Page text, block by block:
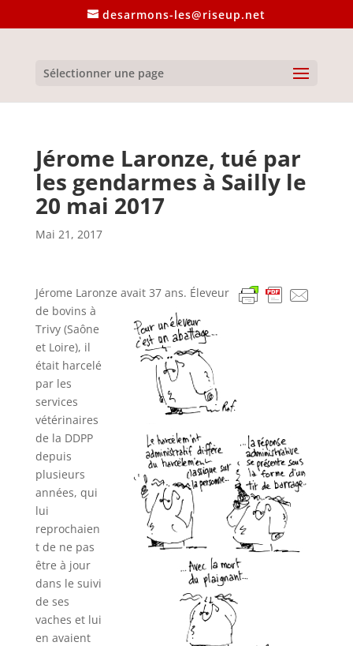
desarmons-les@riseup.net
Sélectionner une page
Jérome Laronze, tué par
les gendarmes à Sailly le
20 mai 2017
Mai 21, 2017
Jérome Laronze avait 37 ans. Éleveur
de bovins à
Trivy (Saône
et Loire), il
était harcelé
par les
services
vétérinaires
de la DDPP
depuis
plusieurs
années, qui
lui
reprochaien
t de ne pas
être à jour
dans le suivi
de ses
vaches et lui
en avaient